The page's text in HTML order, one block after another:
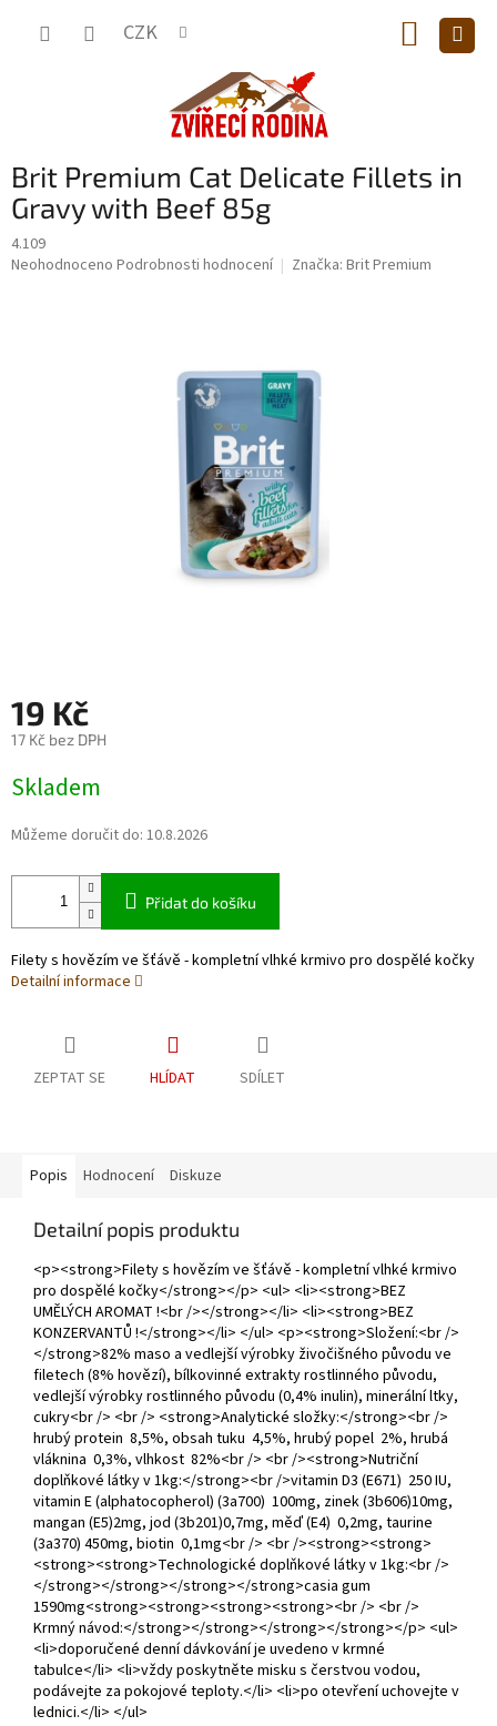
CZK
KOŠÍK
Brit Premium Cat Delicate Fillets in
Gravy with Beef 85g
4.109
Průměrné
Neohodnoceno Podrobnosti hodnocení Značka: Brit Premium
19 Kč
17 Kč bez DPH
cena:
Skladem
Můžeme doručit do: 10.8.2026
Přidat do košíku
Filety s hovězím ve šťávě - kompletní vlhké krmivo pro dospělé kočky
Detailní informace
ZEPTAT SE HLÍDAT SDÍLET
Popis Hodnocení Diskuze
Detailní popis produktu
<p><strong>Filety s hovězím ve šťávě - kompletní vlhké krmivo
pro dospělé kočky</strong></p> <ul> <li><strong>BEZ
UMĚLÝCH AROMAT !<br /></strong></li> <li><strong>BEZ
KONZERVANTŮ !</strong></li> </ul> <p><strong>Složení:<br />
</strong>82% maso a vedlejší výrobky živočišného původu ve
filetech (8% hovězí), bílkovinné extrakty rostlinného původu,
vedlejší výrobky rostlinného původu (0,4% inulin), minerální ltky,
cukry<br /> <br /> <strong>Analytické složky:</strong><br />
hrubý protein 8,5%, obsah tuku 4,5%, hrubý popel 2%, hrubá
vláknina 0,3%, vlhkost 82%<br /> <br /><strong>Nutriční
doplňkové látky v 1kg:</strong><br />vitamin D3 (E671) 250 IU,
vitamin E (alphatocopherol) (3a700) 100mg, zinek (3b606)10mg,
mangan (E5)2mg, jod (3b201)0,7mg, měď (E4) 0,2mg, taurine
(3a370) 450mg, biotin 0,1mg<br /> <br /><strong><strong>
<strong><strong>Technologické doplňkové látky v 1kg:<br />
</strong></strong></strong></strong>casia gum
1590mg<strong><strong><strong><strong><br /> <br />
Krmný návod:</strong></strong></strong></strong></p> <ul>
<li>doporučené denní dávkování je uvedeno v krmné
tabulce</li> <li>vždy poskytněte misku s čerstvou vodou,
podávejte za pokojové teploty.</li> <li>po otevření uchovejte v
lednici.</li> </ul>